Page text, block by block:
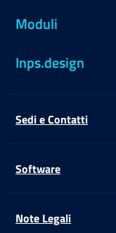
Moduli
Inps.design
Sedi e Contatti
Software
Note Legali